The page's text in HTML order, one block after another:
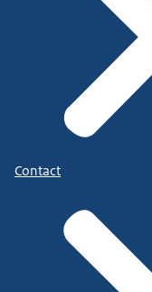
Contact